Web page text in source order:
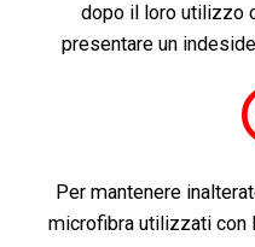
dopo il loro utilizzo
presentare un
Per mantenere
microfibra utilizzati con